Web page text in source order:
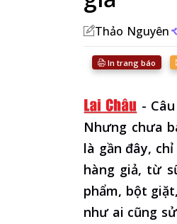
Thảo Nguyên
In trang báo
-
Nhưng chưa
là gần đây,
hàng giả, từ
phẩm, bột
như ai cũng